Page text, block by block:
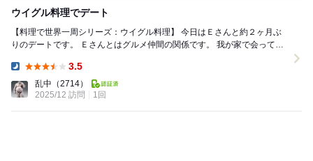
ウイグル料理でデート
【料理で世界一周シリーズ：ウイグル料理】 今日はＥさんと約２ヶ月ぶ
りのデートです。 Ｅさんとはグルメ仲間の関係です。 我が家で会って、
3.5
乱中 （2714）
2025/12 訪問
1回